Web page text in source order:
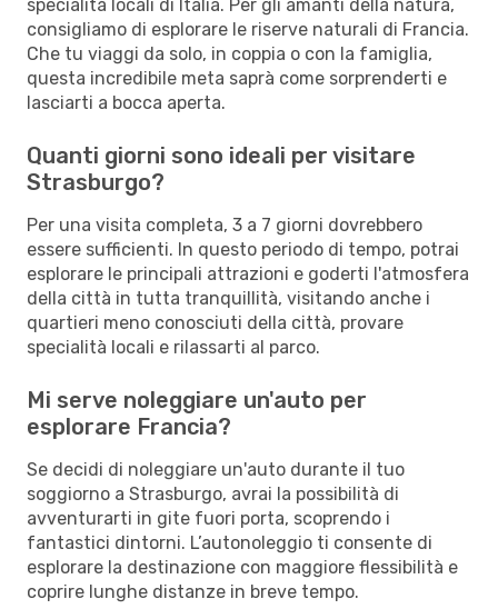
specialità locali di Italia. Per gli amanti della natura,
consigliamo di esplorare le riserve naturali di Francia.
Che tu viaggi da solo, in coppia o con la famiglia,
questa incredibile meta saprà come sorprenderti e
lasciarti a bocca aperta.
Quanti giorni sono ideali per visitare
Strasburgo?
Per una visita completa, 3 a 7 giorni dovrebbero
essere sufficienti. In questo periodo di tempo, potrai
esplorare le principali attrazioni e goderti l'atmosfera
della città in tutta tranquillità, visitando anche i
quartieri meno conosciuti della città, provare
specialità locali e rilassarti al parco.
Mi serve noleggiare un'auto per
esplorare Francia?
Se decidi di noleggiare un'auto durante il tuo
soggiorno a Strasburgo, avrai la possibilità di
avventurarti in gite fuori porta, scoprendo i
fantastici dintorni. L’autonoleggio ti consente di
esplorare la destinazione con maggiore flessibilità e
coprire lunghe distanze in breve tempo.